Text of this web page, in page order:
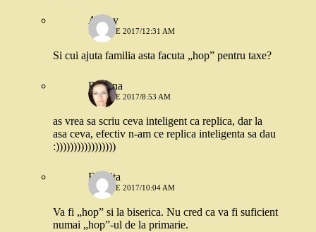
Ancky
15 IUNIE 2017/12:31 AM
Si cui ajuta familia asta facuta „hop” pentru taxe?
Roxana
15 IUNIE 2017/8:53 AM
as vrea sa scriu ceva inteligent ca replica, dar la
asa ceva, efectiv n-am ce replica inteligenta sa dau
:)))))))))))))))))
Felicita
15 IUNIE 2017/10:04 AM
Va fi „hop” si la biserica. Nu cred ca va fi suficient
numai „hop”-ul de la primarie.